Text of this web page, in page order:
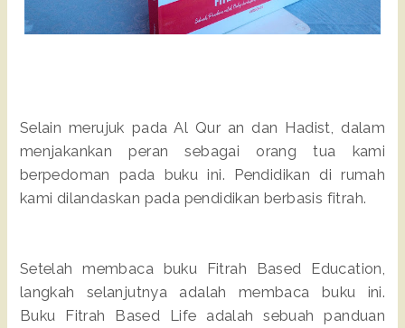
Selain merujuk pada Al Qur an dan Hadist, dalam
menjakankan peran sebagai orang tua kami
berpedoman pada buku ini. Pendidikan di rumah
kami dilandaskan pada pendidikan berbasis fitrah.
Setelah membaca buku Fitrah Based Education,
langkah selanjutnya adalah membaca buku ini.
Buku Fitrah Based Life adalah sebuah panduan